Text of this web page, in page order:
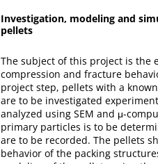
Investigation, modeling and
pellets
The subject of this project is the
compression and fracture
project step, pellets with a
are to be investigated
analyzed using SEM and μ-
primary particles is to be
are to be recorded. The pellets
behavior of the packing